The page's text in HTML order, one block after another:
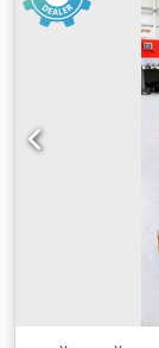
Габаритные
Оснащение: -
типа - плавная
передача) -
вращения -
с 2 Т-
помощью
аварийного
часовой
выключатель
часовой